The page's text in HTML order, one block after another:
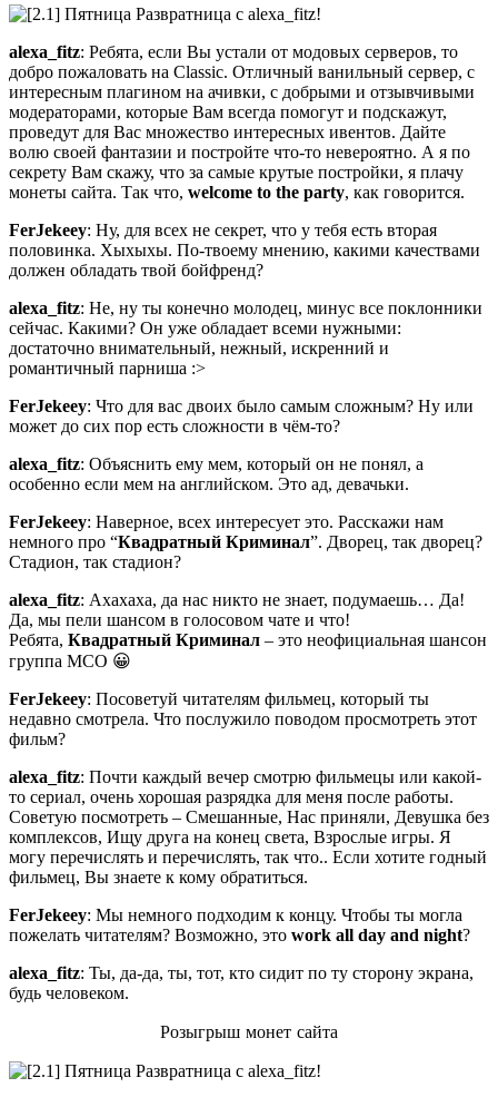
alexa_fitz: Ребята, если Вы устали от модовых серверов, то
добро пожаловать на Classic. Отличный ванильный сервер, с
интересным плагином на ачивки, с добрыми и отзывчивыми
модераторами, которые Вам всегда помогут и подскажут,
проведут для Вас множество интересных ивентов. Дайте
волю своей фантазии и постройте что-то невероятно. А я по
секрету Вам скажу, что за самые крутые постройки, я плачу
монеты сайта. Так что, welcome to the party, как говорится.
FerJekeey: Ну, для всех не секрет, что у тебя есть вторая
половинка. Хыхыхы. По-твоему мнению, какими качествами
должен обладать твой бойфренд?
alexa_fitz: Не, ну ты конечно молодец, минус все поклонники
сейчас. Какими? Он уже обладает всеми нужными:
достаточно внимательный, нежный, искренний и
романтичный парниша :>
FerJekeey: Что для вас двоих было самым сложным? Ну или
может до сих пор есть сложности в чём-то?
alexa_fitz: Объяснить ему мем, который он не понял, а
особенно если мем на английском. Это ад, девачьки.
FerJekeey: Наверное, всех интересует это. Расскажи нам
немного про “Квадратный Криминал”. Дворец, так дворец?
Стадион, так стадион?
alexa_fitz: Ахахаха, да нас никто не знает, подумаешь… Да!
Да, мы пели шансом в голосовом чате и что!
Ребята, Квадратный Криминал – это неофициальная шансон
группа МСO 😀
FerJekeey: Посоветуй читателям фильмец, который ты
недавно смотрела. Что послужило поводом просмотреть этот
фильм?
alexa_fitz: Почти каждый вечер смотрю фильмецы или какой-
то сериал, очень хорошая разрядка для меня после работы.
Советую посмотреть – Смешанные, Нас приняли, Девушка без
комплексов, Ищу друга на конец света, Взрослые игры. Я
могу перечислять и перечислять, так что.. Если хотите годный
фильмец, Вы знаете к кому обратиться.
FerJekeey: Мы немного подходим к концу. Чтобы ты могла
пожелать читателям? Возможно, это work all day and night?
alexa_fitz: Ты, да-да, ты, тот, кто сидит по ту сторону экрана,
будь человеком.
Розыгрыш монет сайта